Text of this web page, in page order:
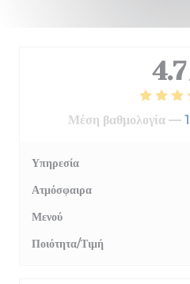
4.7
Μέση βαθμολογία —
Υπηρεσία
Ατμόσφαιρα
Μενού
Ποιότητα/Τιμή